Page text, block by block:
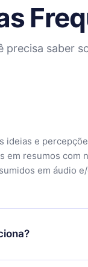
precisa saber
ideias e
em resumos com
em áudio
a